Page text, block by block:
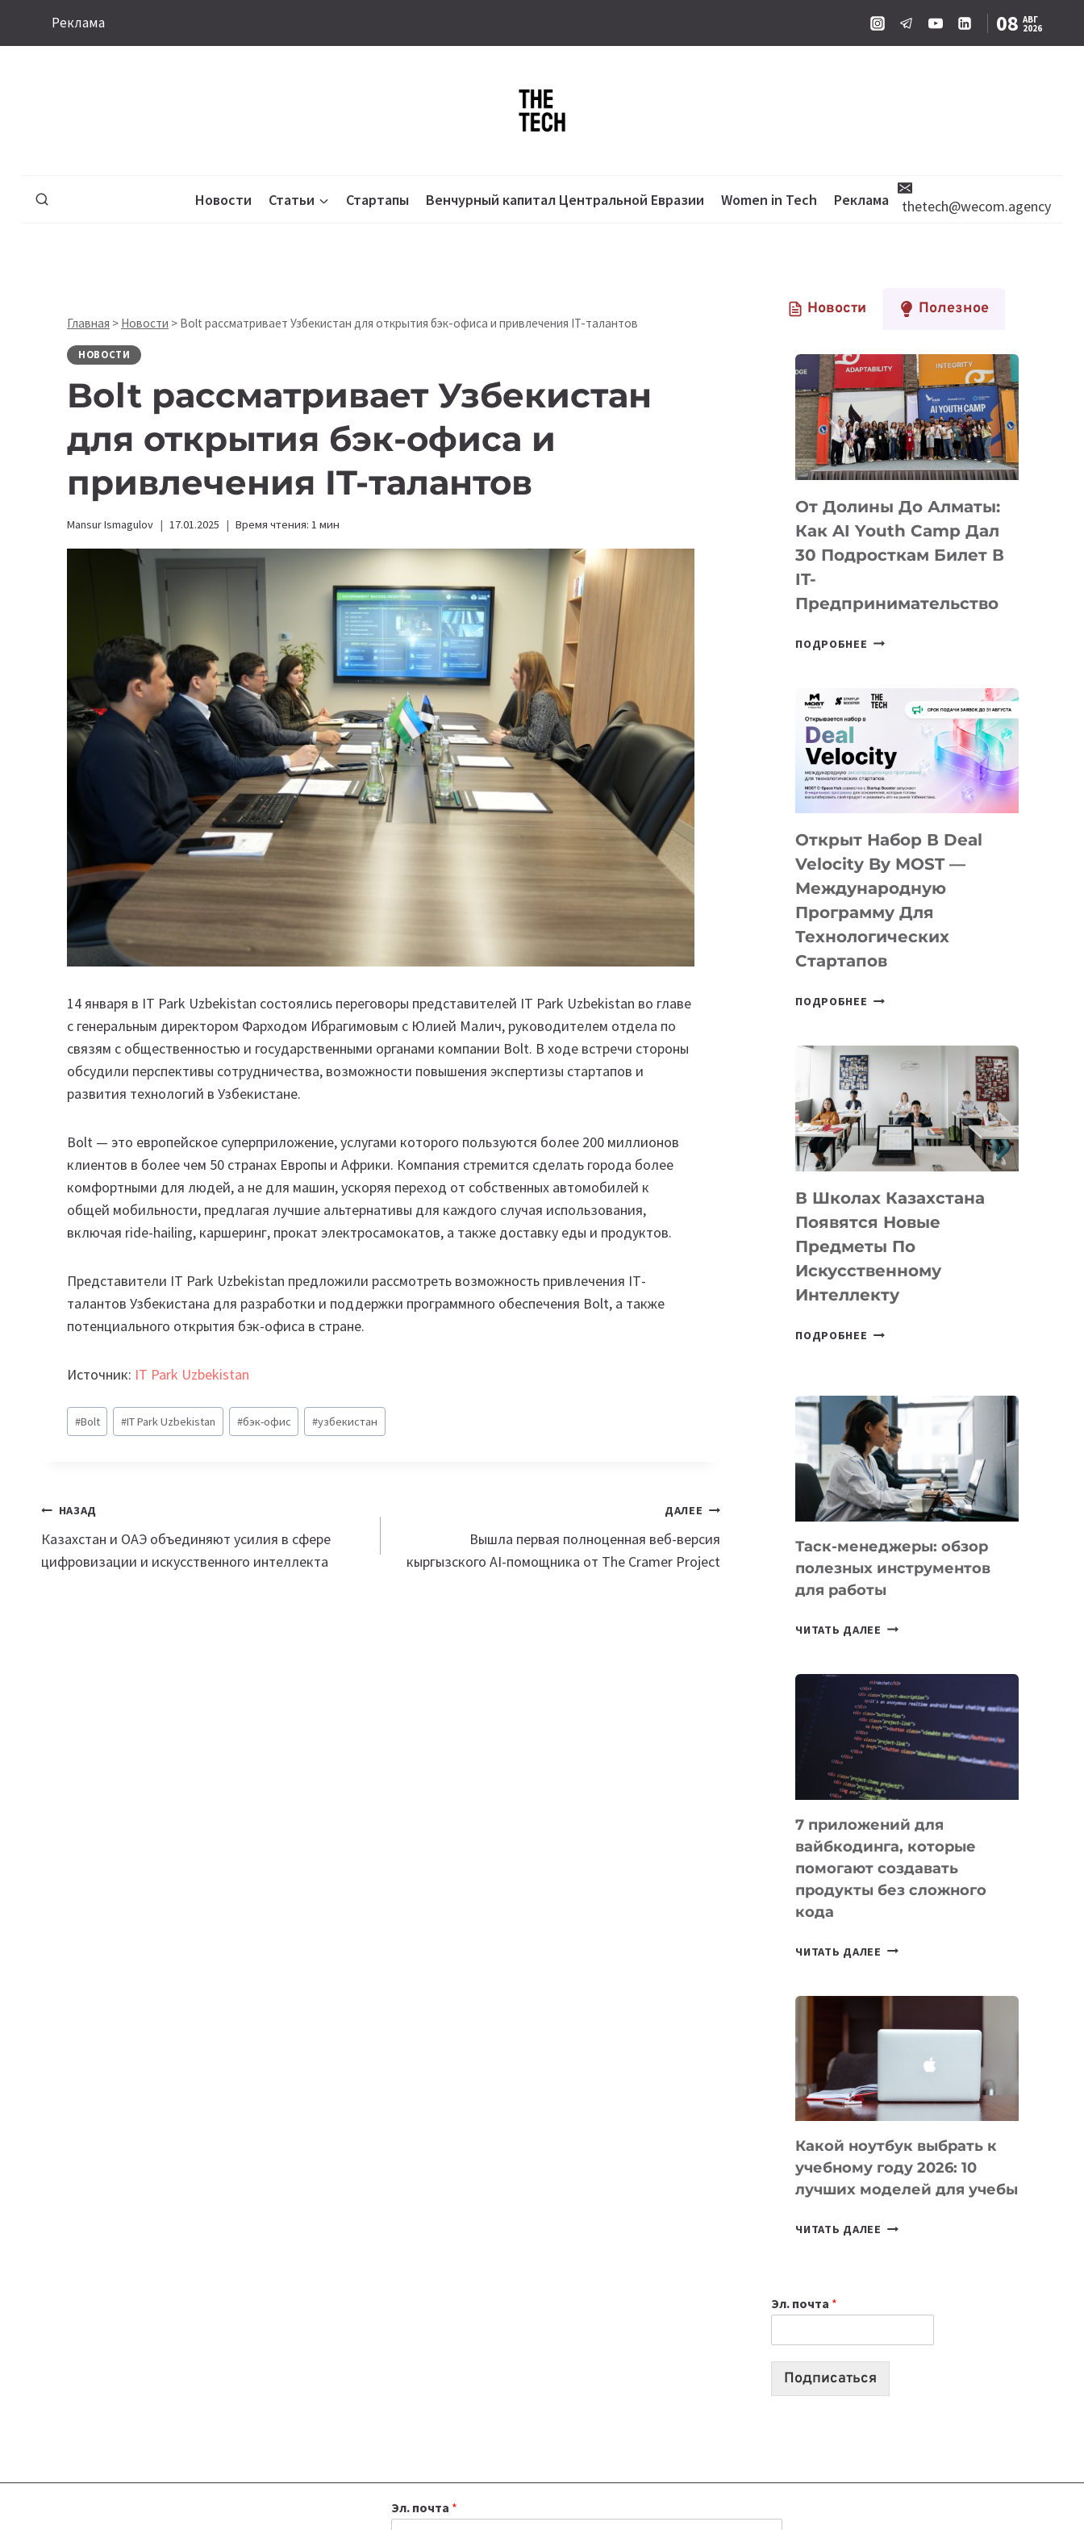
Реклама 08 АВГ
2026
Новости Статьи Стартапы Венчурный капитал Центральной Евразии Women in Tech Реклама thetech@wecom.agency
Главная > Новости > Bolt рассматривает Узбекистан для открытия бэк-офиса и привлечения IT-талантов
НОВОСТИ
Bolt рассматривает Узбекистан
для открытия бэк-офиса и
привлечения IT-талантов
Mansur Ismagulov 17.01.2025 Время чтения: 1 мин
14 января в IT Park Uzbekistan состоялись переговоры представителей IT Park Uzbekistan во главе
с генеральным директором Фарходом Ибрагимовым с Юлией Малич, руководителем отдела по
связям с общественностью и государственными органами компании Bolt. В ходе встречи стороны
обсудили перспективы сотрудничества, возможности повышения экспертизы стартапов и
развития технологий в Узбекистане.
Bolt — это европейское суперприложение, услугами которого пользуются более 200 миллионов
клиентов в более чем 50 странах Европы и Африки. Компания стремится сделать города более
комфортными для людей, а не для машин, ускоряя переход от собственных автомобилей к
общей мобильности, предлагая лучшие альтернативы для каждого случая использования,
включая ride-hailing, каршеринг, прокат электросамокатов, а также доставку еды и продуктов.
Представители IT Park Uzbekistan предложили рассмотреть возможность привлечения IТ-
талантов Узбекистана для разработки и поддержки программного обеспечения Bolt, а также
потенциального открытия бэк-офиса в стране.
Источник: IT Park Uzbekistan
Метки
записи:
#Bolt #IT Park Uzbekistan #бэк-офис #узбекистан
Навигация
по
НАЗАД
Казахстан и ОАЭ объединяют усилия в сфере
цифровизации и искусственного интеллекта
ДАЛЕЕ
Вышла первая полноценная веб-версия
кыргызского AI-помощника от The Cramer Project
Новости Полезное
От Долины До Алматы:
Как AI Youth Camp Дал
30 Подросткам Билет В
IT-
Предпринимательство
ПОДРОБНЕЕ ОТ
АЛМАТЫ:
YOUTH
CAMP
ДАЛ
ПОДРОСТКАМ
БИЛЕТ
IT-
ПРЕДПРИНИМАТЕЛЬСТВО
Открыт Набор В Deal
Velocity By MOST —
Международную
Программу Для
Технологических
Стартапов
ПОДРОБНЕЕ ОТКРЫТ
DEAL
VELOCITY
MOST
—
МЕЖДУНАРОДНУЮ
ДЛЯ
ТЕХНОЛОГИЧЕСКИХ
СТАРТАПОВ
В Школах Казахстана
Появятся Новые
Предметы По
Искусственному
Интеллекту
ПОДРОБНЕЕ
НОВЫЕ
ПРЕДМЕТЫ
ПО
ИСКУССТВЕННОМУ
ИНТЕЛЛЕКТУ
Таск-менеджеры: обзор
полезных инструментов
для работы
ЧИТАТЬ ДАЛЕЕ ТАСК-
ПОЛЕЗНЫХ
ИНСТРУМЕНТОВ
ДЛЯ
РАБОТЫ
7 приложений для
вайбкодинга, которые
помогают создавать
продукты без сложного
кода
ЧИТАТЬ ДАЛЕЕ
КОТОРЫЕ
СОЗДАВАТЬ
БЕЗ
КОДА
Какой ноутбук выбрать к
учебному году 2026: 10
лучших моделей для учебы
ЧИТАТЬ ДАЛЕЕ КАКОЙ
2026:
10
Эл. почта *
Подписаться
Эл. почта *